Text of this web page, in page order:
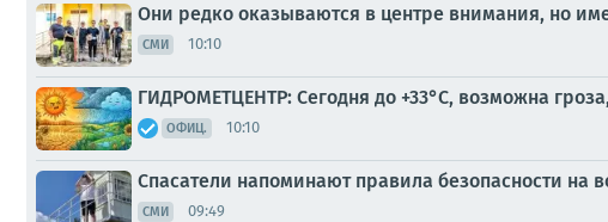
Они редко оказываются в центре внимания, но
СМИ 10:10
ГИДРОМЕТЦЕНТР: Сегодня до +33°С, возможна
ОФИЦ. 10:10
Спасатели напоминают правила безопасности на
СМИ 09:49